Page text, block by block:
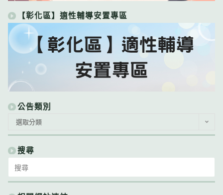
【彰化區】適性輔導安置專區
公告類別
類
別
選取分類
搜尋
for: